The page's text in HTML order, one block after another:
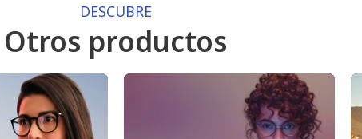
DESCUBRE
Otros productos